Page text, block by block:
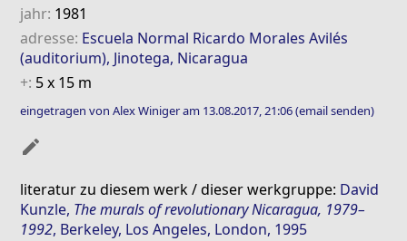
jahr: 1981
adresse: Escuela Normal Ricardo Morales Avilés
(auditorium), Jinotega, Nicaragua
+: 5 x 15 m
eingetragen von Alex Winiger am 13.08.2017, 21:06(email senden)
mode_edit
literatur zu diesem werk / dieser werkgruppe: David
Kunzle, The murals of revolutionary Nicaragua, 1979–
1992, Berkeley, Los Angeles, London, 1995